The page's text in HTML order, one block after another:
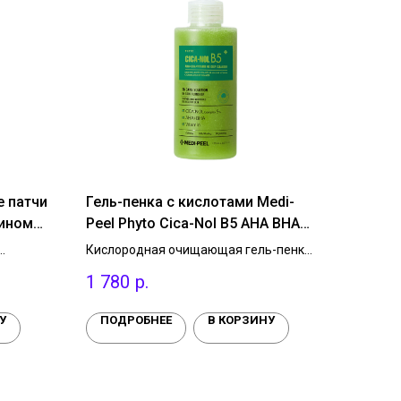
патчи
30
Гель-пенка с кислотами Medi-
Peel Phyto Cica-Nol B5 AHA BHA
Vitamin Calming O2 Deep Cleanser,
Кислородная очищающая гель-пенка
воспаления, сужает поры и регулирует
1 780 р.
ПОДРОБНЕЕ В КОРЗИНУ